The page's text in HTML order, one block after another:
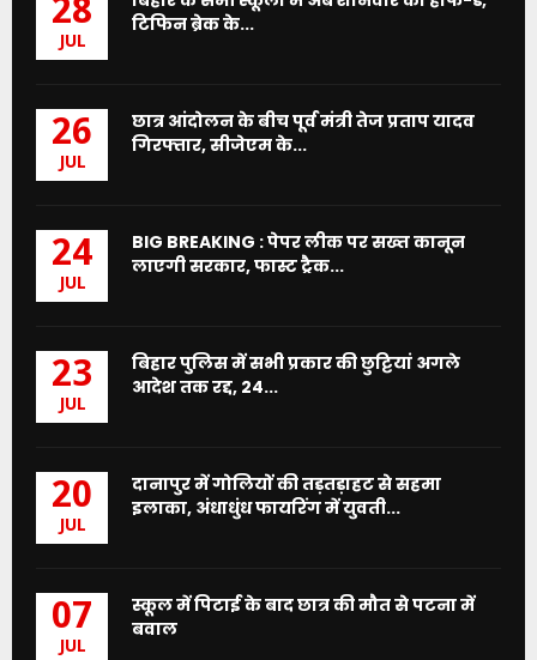
28
JUL
टिफिन ब्रेक के...
26
JUL
छात्र आंदोलन के बीच पूर्व मंत्री तेज प्रताप यादव
गिरफ्तार, सीजेएम के...
24
JUL
BIG BREAKING : पेपर लीक पर सख्त कानून
लाएगी सरकार, फास्ट ट्रैक...
23
JUL
बिहार पुलिस में सभी प्रकार की छुट्टियां अगले
आदेश तक रद्द, 24...
20
JUL
दानापुर में गोलियों की तड़तड़ाहट से सहमा
इलाका, अंधाधुंध फायरिंग में युवती...
07
JUL
स्कूल में पिटाई के बाद छात्र की मौत से पटना में
बवाल